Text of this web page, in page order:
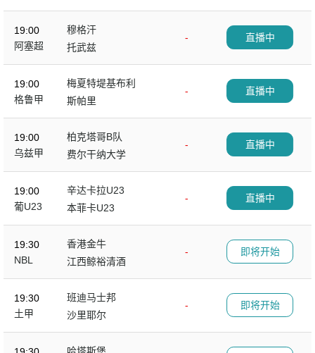
19:00
阿塞超
穆格汗
-
托武兹
直播中
19:00
格鲁甲
梅夏特堤基布利
-
斯帕里
直播中
19:00
乌兹甲
柏克塔哥B队
-
费尔干纳大学
直播中
19:00
葡U23
辛达卡拉U23
-
本菲卡U23
直播中
19:30
NBL
香港金牛
-
江西鲸裕清酒
即将开始
19:30
土甲
班迪马士邦
-
沙里耶尔
即将开始
哈塔斯堡